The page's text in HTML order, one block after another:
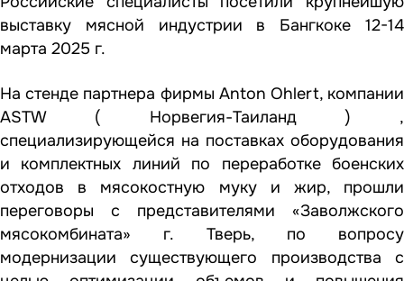
выставку мясной индустрии в Бангкоке 12-14
марта 2025 г.
На стенде партнера фирмы Anton Ohlert, компании
ASTW ( Норвегия-Таиланд ) ,
специализирующейся на поставках оборудования
и комплектных линий по переработке боенских
отходов в мясокостную муку и жир, прошли
переговоры с представителями «Заволжского
мясокомбината» г. Тверь, по вопросу
модернизации существующего производства с